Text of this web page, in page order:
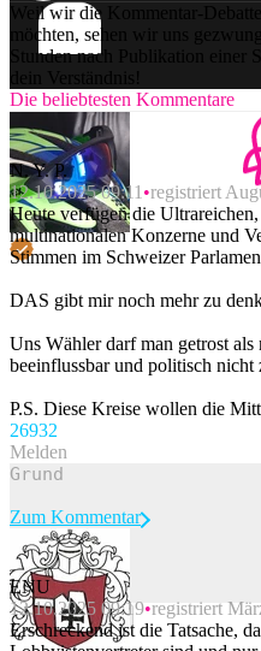
Weil wir die Kommentar-
möchten, sehen wir uns
Stunden nach Publikation einer
dein Verständnis!
Die beliebtesten Kommentare
N. Y. P.
12.10.2025 09:11 registriert
Heute verfügen die
multinationalen Konzerne und
Stimmen im Schweizer
DAS gibt mir noch mehr zu
Uns Wähler darf man getrost
beeinflussbar und politisch nicht
P.S. Diese Kreise wollen die
26932
Melden
Beitrag melden
Zum Kommentar
ENU
12.10.2025 09:19 registriert
Erschreckend ist die Tatsache,